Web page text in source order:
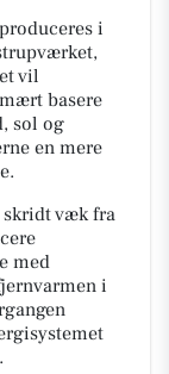
i
vil
basere
sol og
en mere
væk fra
med
i